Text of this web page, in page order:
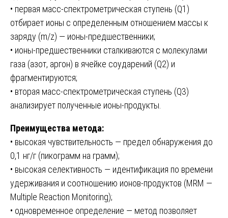
• первая масс-спектрометрическая ступень (Q1)
отбирает ионы с определенным отношением массы к
заряду (m/z) — ионы-предшественники;
• ионы-предшественники сталкиваются с молекулами
газа (азот, аргон) в ячейке соударений (Q2) и
фрагментируются;
• вторая масс-спектрометрическая ступень (Q3)
анализирует полученные ионы-продукты.
Преимущества метода:
• высокая чувствительность — предел обнаружения до
0,1 нг/г (пикограмм на грамм);
• высокая селективность — идентификация по времени
удерживания и соотношению ионов-продуктов (MRM —
Multiple Reaction Monitoring);
• одновременное определение — метод позволяет